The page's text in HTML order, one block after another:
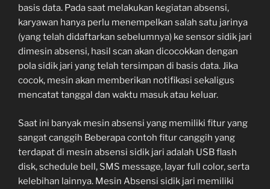
basis data. Pada saat melakukan kegiatan absensi,
karyawan hanya perlu menempelkan salah satu jarinya
(yang telah didaftarkan sebelumnya) ke sensor sidik jari
dimesin absensi, hasil scan akan dicocokkan dengan
pola sidik jari yang telah tersimpan di basis data. Jika
cocok, mesin akan memberikan notifikasi sekaligus
mencatat tanggal dan waktu masuk atau keluar.
Saat ini banyak mesin absensi yang memiliki fitur yang
sangat canggih Beberapa contoh fitur canggih yang
terdapat di mesin absensi sidik jari adalah USB flash
disk, schedule bell, SMS message, layar full color, serta
kelebihan lainnya. Mesin Absensi sidik jari memiliki